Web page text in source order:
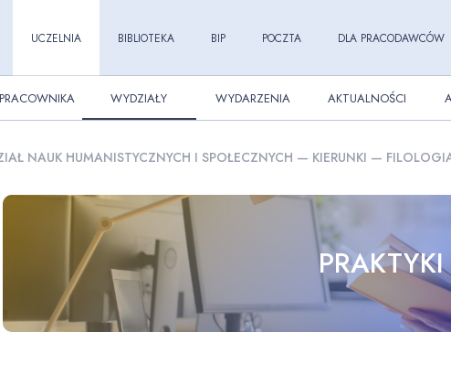
UCZELNIA BIBLIOTEKA BIP POCZTA DLA PRACODAWCÓW
WYDZIAŁY WYDARZENIA AKTUALNOŚCI
NAUK HUMANISTYCZNYCH I SPOŁECZNYCH — KIERUNKI —
PRAKTYKI